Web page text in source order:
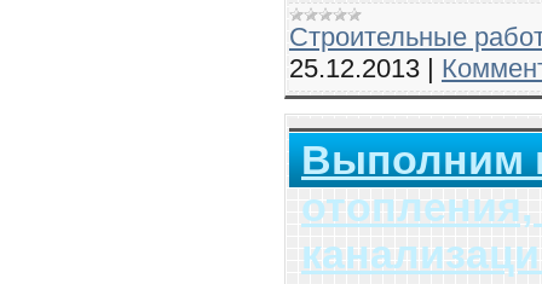
Строительные
25.12.2013 |
Выполним